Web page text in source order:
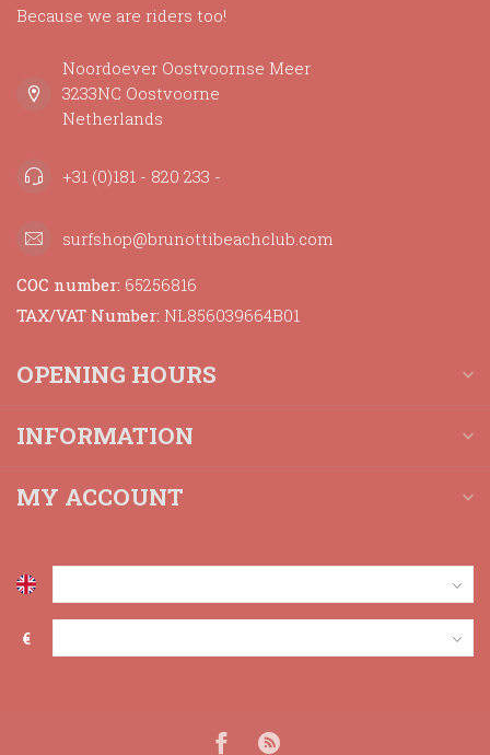
Because we are riders too!
Noordoever Oostvoornse Meer
3233NC Oostvoorne
Netherlands
+31 (0)181 - 820 233 -
surfshop@brunottibeachclub.com
COC number: 65256816
TAX/VAT Number: NL856039664B01
OPENING HOURS
INFORMATION
MY ACCOUNT
€